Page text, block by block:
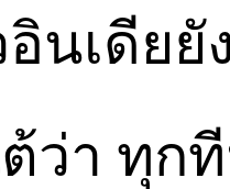
นเดียยั
ต้ว่า ทุ